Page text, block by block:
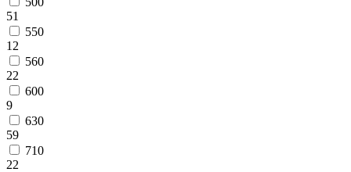
51
550
12
560
22
600
9
630
59
710
22